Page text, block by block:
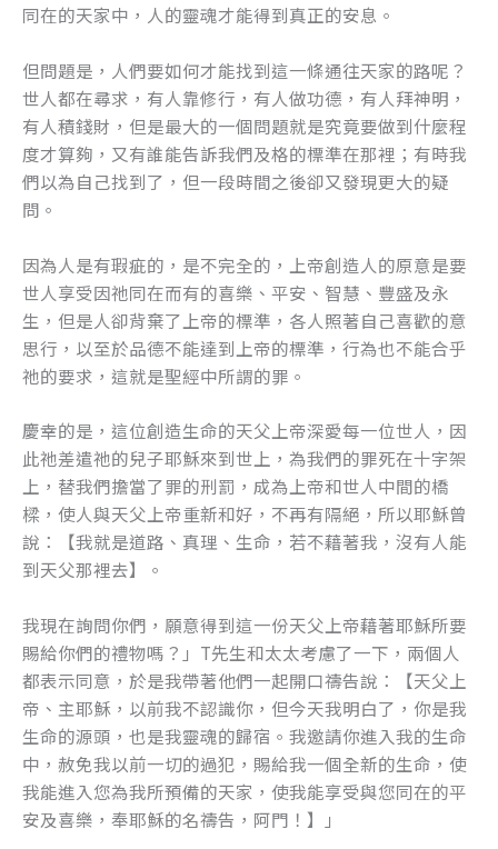
同在的天家中，人的靈魂才能得到真正的安息。
但問題是，人們要如何才能找到這一條通往天家的路呢？
世人都在尋求，有人靠修行，有人做功德，有人拜神明，
有人積錢財，但是最大的一個問題就是究竟要做到什麼程
度才算夠，又有誰能告訴我們及格的標準在那裡；有時我
們以為自己找到了，但一段時間之後卻又發現更大的疑
問。
因為人是有瑕疵的，是不完全的，上帝創造人的原意是要
世人享受因祂同在而有的喜樂、平安、智慧、豐盛及永
生，但是人卻背棄了上帝的標準，各人照著自己喜歡的意
思行，以至於品德不能達到上帝的標準，行為也不能合乎
祂的要求，這就是聖經中所謂的罪。
慶幸的是，這位創造生命的天父上帝深愛每一位世人，因
此祂差遣祂的兒子耶穌來到世上，為我們的罪死在十字架
上，替我們擔當了罪的刑罰，成為上帝和世人中間的橋
樑，使人與天父上帝重新和好，不再有隔絕，所以耶穌曾
說：【我就是道路、真理、生命，若不藉著我，沒有人能
到天父那裡去】。
我現在詢問你們，願意得到這一份天父上帝藉著耶穌所要
賜給你們的禮物嗎？」T先生和太太考慮了一下，兩個人
都表示同意，於是我帶著他們一起開口禱告說：【天父上
帝、主耶穌，以前我不認識你，但今天我明白了，你是我
生命的源頭，也是我靈魂的歸宿。我邀請你進入我的生命
中，赦免我以前一切的過犯，賜給我一個全新的生命，使
我能進入您為我所預備的天家，使我能享受與您同在的平
安及喜樂，奉耶穌的名禱告，阿門！】」